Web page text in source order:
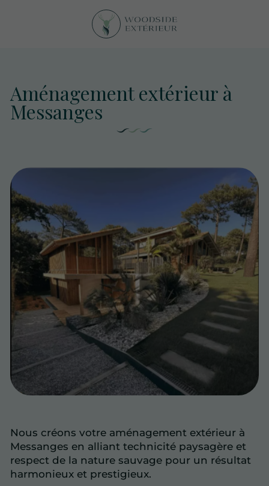
Aménagement extérieur à
Messanges
Nous créons votre aménagement extérieur à
Messanges en alliant technicité paysagère et
respect de la nature sauvage pour un résultat
harmonieux et prestigieux.